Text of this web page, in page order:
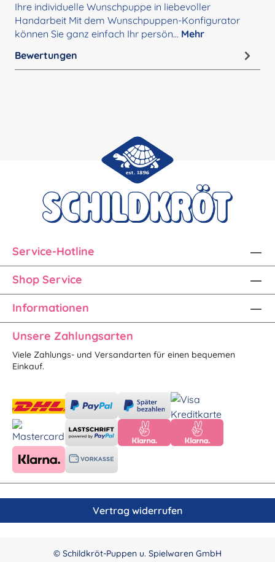
Ihre individuelle Wunschpuppe in liebevoller
Handarbeit Mit dem Wunschpuppen-Konfigurator
können Sie ganz einfach Ihr persön… Mehr
Bewertungen
Service-Hotline
Shop Service
Informationen
Unsere Zahlungsarten
Viele Zahlungs- und Versandarten für einen bequemen
Einkauf.
Vertrag widerrufen
© Schildkröt-Puppen u. Spielwaren GmbH